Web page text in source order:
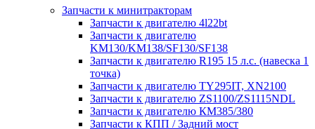
Запчасти к минитракторам
Запчасти к двигателю 4l22bt
Запчасти к двигателю
KM130/KM138/SF130/SF138
Запчасти к двигателю R195 15 л.с. (навеска 1
точка)
Запчасти к двигателю TY295IT, XN2100
Запчасти к двигателю ZS1100/ZS1115NDL
Запчасти к двигателю КМ385/380
Запчасти к КПП / Задний мост